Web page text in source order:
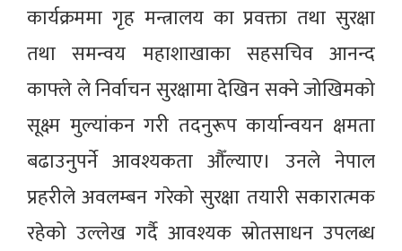
कार्यक्रममा गृह मन्त्रालय का प्रवक्ता तथा सुरक्षा
तथा समन्वय महाशाखाका सहसचिव आनन्द
काफ्ले ले निर्वाचन सुरक्षामा देखिन सक्ने जोखिमको
सूक्ष्म मुल्यांकन गरी तदनुरूप कार्यान्वयन क्षमता
बढाउनुपर्ने आवश्यकता औँल्याए। उनले नेपाल
प्रहरीले अवलम्बन गरेको सुरक्षा तयारी सकारात्मक
रहेको उल्लेख गर्दै आवश्यक स्रोतसाधन उपलब्ध